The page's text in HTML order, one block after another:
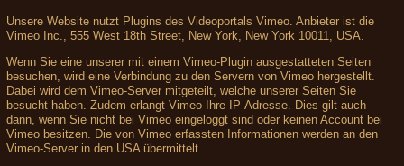
Unsere Website nutzt Plugins des Videoportals Vimeo. Anbieter ist die
Vimeo Inc., 555 West 18th Street, New York, New York 10011, USA.
Wenn Sie eine unserer mit einem Vimeo-Plugin ausgestatteten Seiten
besuchen, wird eine Verbindung zu den Servern von Vimeo hergestellt.
Dabei wird dem Vimeo-Server mitgeteilt, welche unserer Seiten Sie
besucht haben. Zudem erlangt Vimeo Ihre IP-Adresse. Dies gilt auch
dann, wenn Sie nicht bei Vimeo eingeloggt sind oder keinen Account bei
Vimeo besitzen. Die von Vimeo erfassten Informationen werden an den
Vimeo-Server in den USA übermittelt.